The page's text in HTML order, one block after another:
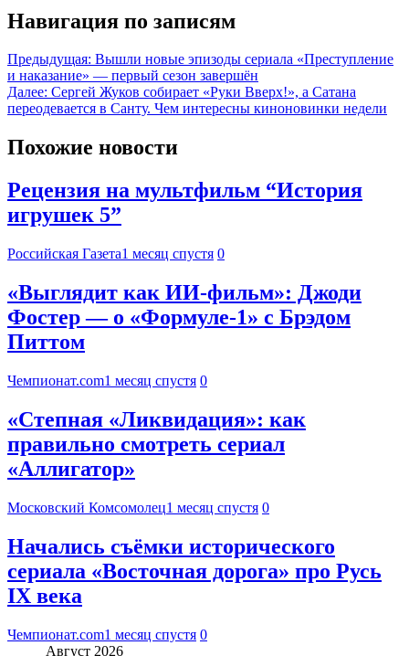
Навигация по записям
Предыдущая: Вышли новые эпизоды сериала «Преступление
и наказание» — первый сезон завершён
Далее: Сергей Жуков собирает «Руки Вверх!», а Сатана
переодевается в Санту. Чем интересны киноновинки недели
Похожие новости
Рецензия на мультфильм “История
игрушек 5”
Российская Газета1 месяц спустя 0
«Выглядит как ИИ-фильм»: Джоди
Фостер — о «Формуле-1» с Брэдом
Питтом
Чемпионат.com1 месяц спустя 0
«Степная «Ликвидация»: как
правильно смотреть сериал
«Аллигатор»
Московский Комсомолец1 месяц спустя 0
Начались съёмки исторического
сериала «Восточная дорога» про Русь
IX века
Чемпионат.com1 месяц спустя 0
Август 2026